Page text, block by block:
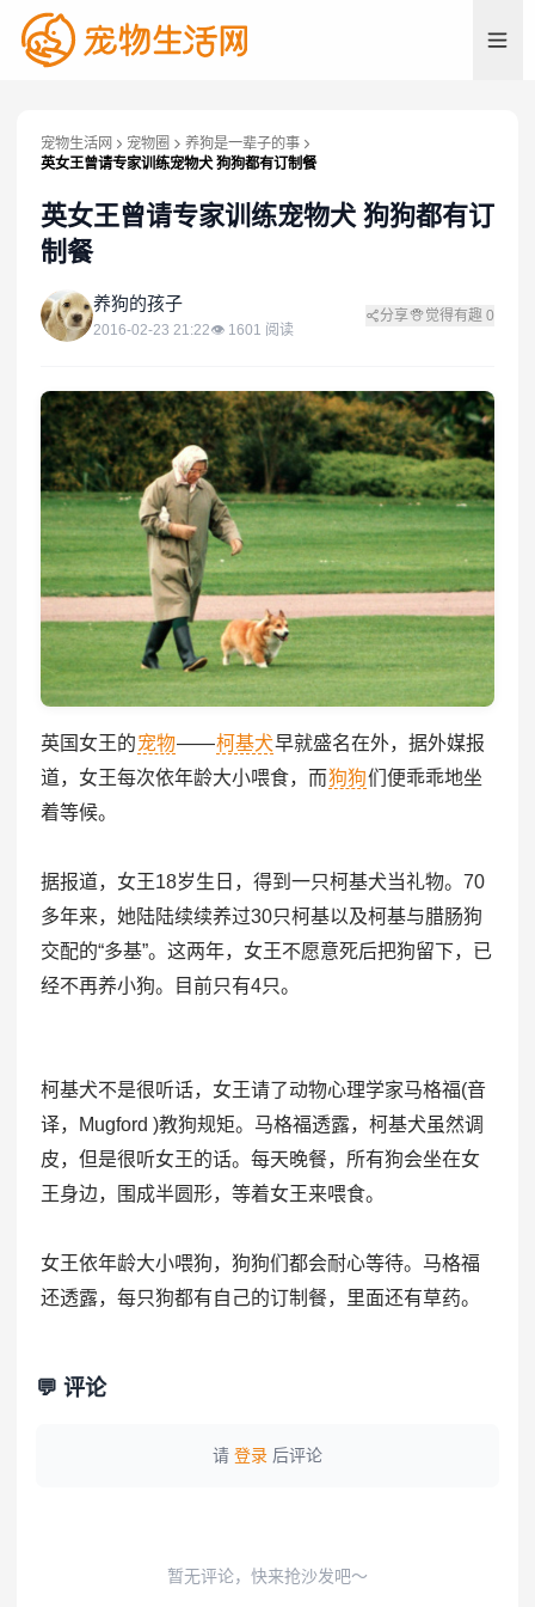
宠物生活网 宠物圈
养狗是一辈子的事
英女王曾请专家训练宠物犬 狗狗都有订制餐
英女王曾请专家训练宠物犬 狗狗都有订
制餐
养 养狗的孩子
2016-02-23 21:22👁 1601 阅读
分享 觉得有趣 0
英国女王的宠物——柯基犬早就盛名在外，据外媒报
道，女王每次依年龄大小喂食，而狗狗们便乖乖地坐
着等候。
据报道，女王18岁生日，得到一只柯基犬当礼物。70
多年来，她陆陆续续养过30只柯基以及柯基与腊肠狗
交配的“多基”。这两年，女王不愿意死后把狗留下，已
经不再养小狗。目前只有4只。
柯基犬不是很听话，女王请了动物心理学家马格福(音
译，Mugford )教狗规矩。马格福透露，柯基犬虽然调
皮，但是很听女王的话。每天晚餐，所有狗会坐在女
王身边，围成半圆形，等着女王来喂食。
女王依年龄大小喂狗，狗狗们都会耐心等待。马格福
还透露，每只狗都有自己的订制餐，里面还有草药。
💬 评论
请 登录 后评论
暂无评论，快来抢沙发吧～